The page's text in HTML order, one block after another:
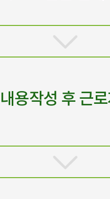
내용작성 후 근